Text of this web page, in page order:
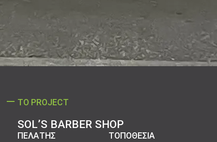
ΤΟ PROJECT
SOL’S BARBER SHOP
ΠΕΛΑΤΗΣ ΤΟΠΟΘΕΣΙΑ